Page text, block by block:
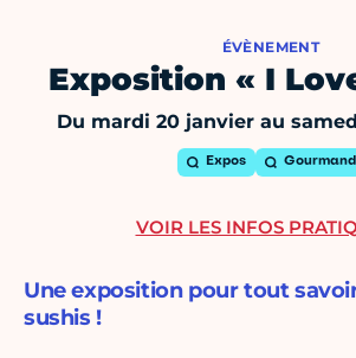
ÉVÈNEMENT
Exposition « I
Du mardi 20 janvier au
Expos Gourmand
Une exposition pour tout
sushis !
VOIR LES INFOS